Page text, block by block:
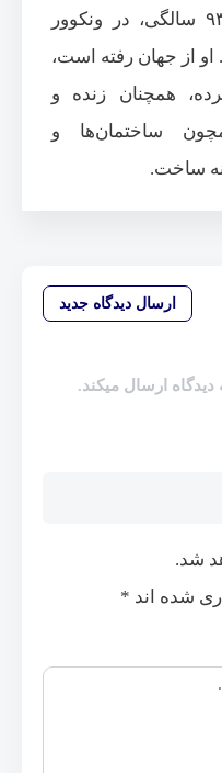
ایران بر جای گذاشت. در ۹۳ سالگی، در ونکوور
او از جهان رفته است،
همچنان زنده و
ساختمان‌ها و
ساخت.
ارسال دیدگاه جدید
دیدگاه ارسال میکند.
شد.
شده اند *